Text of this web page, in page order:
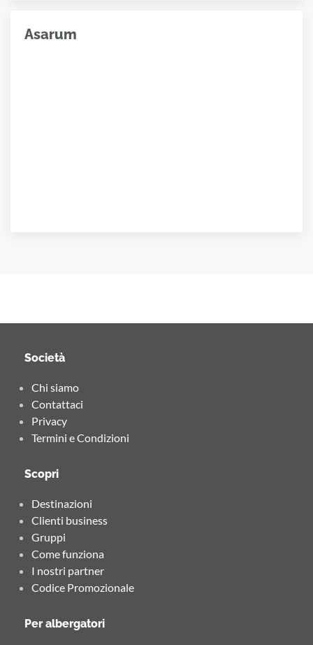
Asarum
Società
Chi siamo
Contattaci
Privacy
Termini e Condizioni
Scopri
Destinazioni
Clienti business
Gruppi
Come funziona
I nostri partner
Codice Promozionale
Per albergatori